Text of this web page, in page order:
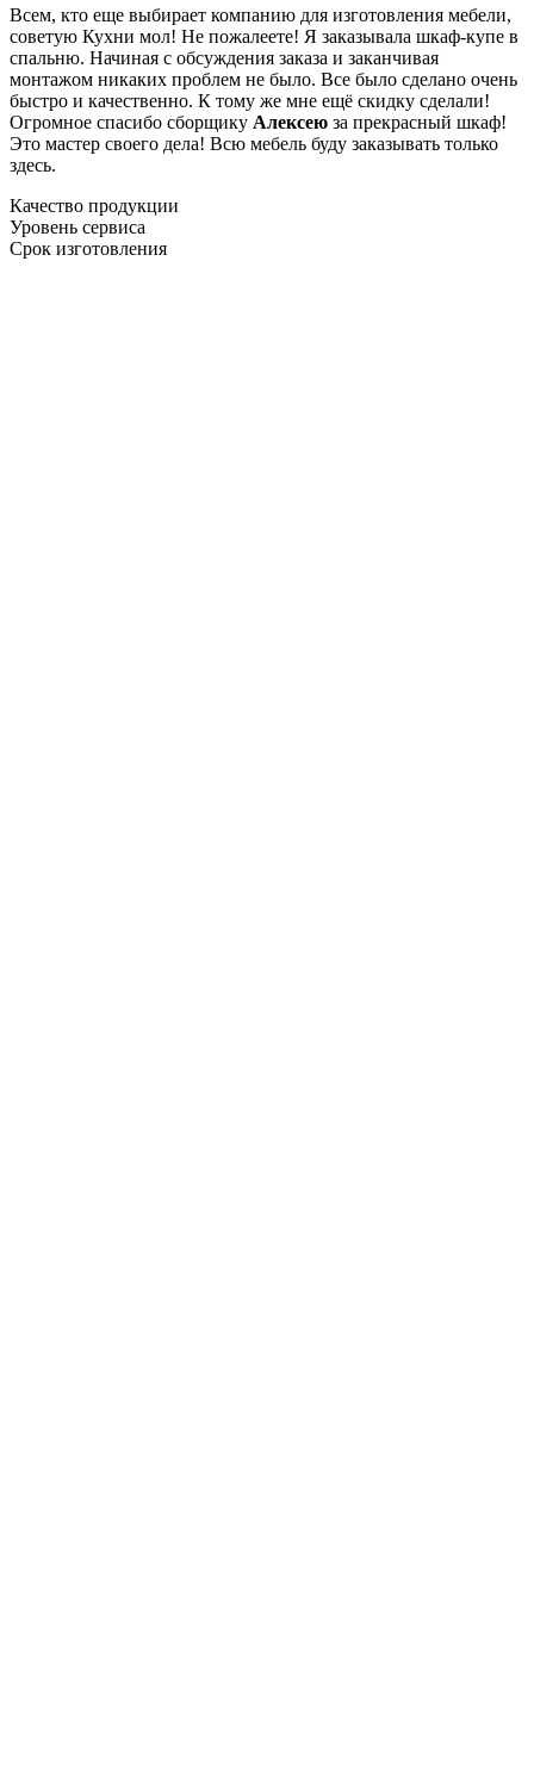
Всем, кто еще выбирает компанию для изготовления мебели,
советую Кухни мол! Не пожалеете! Я заказывала шкаф-купе в
спальню. Начиная с обсуждения заказа и заканчивая
монтажом никаких проблем не было. Все было сделано очень
быстро и качественно. К тому же мне ещё скидку сделали!
Огромное спасибо сборщику Алексею за прекрасный шкаф!
Это мастер своего дела! Всю мебель буду заказывать только
здесь.
Качество продукции
Уровень сервиса
Срок изготовления